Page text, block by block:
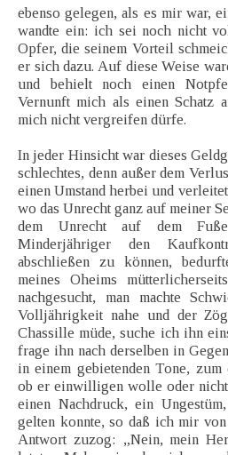
ebenso gelegen, als es mir war,
wandte ein: ich sei noch nicht
Opfer, die seinem Vorteil
er sich dazu. Auf diese Weise
und behielt noch einen
Vernunft mich als einen Schatz
mich nicht vergreifen dürfe.
In jeder Hinsicht war dieses
schlechtes, denn außer dem
einen Umstand herbei und
wo das Unrecht ganz auf meiner
dem Unrecht auf dem
Minderjähriger den
abschließen zu können,
meines Oheims
nachgesucht, man machte
Volljährigkeit nahe und der
Chassille müde, suche ich ihn
frage ihn nach derselben in
in einem gebietenden Tone,
ob er einwilligen wolle oder
einen Nachdruck, ein
gelten konnte, so daß ich mir
Antwort zuzog: „Nein, mein